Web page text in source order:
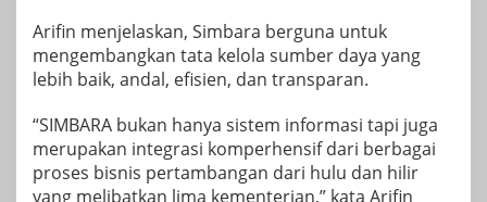
Arifin menjelaskan, Simbara berguna untuk
mengembangkan tata kelola sumber daya yang
lebih baik, andal, efisien, dan transparan.
“SIMBARA bukan hanya sistem informasi tapi juga
merupakan integrasi komperhensif dari berbagai
proses bisnis pertambangan dari hulu dan hilir
yang melibatkan lima kementerian,” kata Arifin